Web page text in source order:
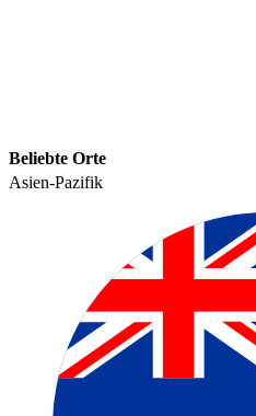
Beliebte Orte​​
Asien-Pazifik​​